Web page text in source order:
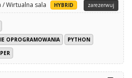
Wirtualna sala HYBRID zarezerwuj
OPROGRAMOWANIA
PYTHON